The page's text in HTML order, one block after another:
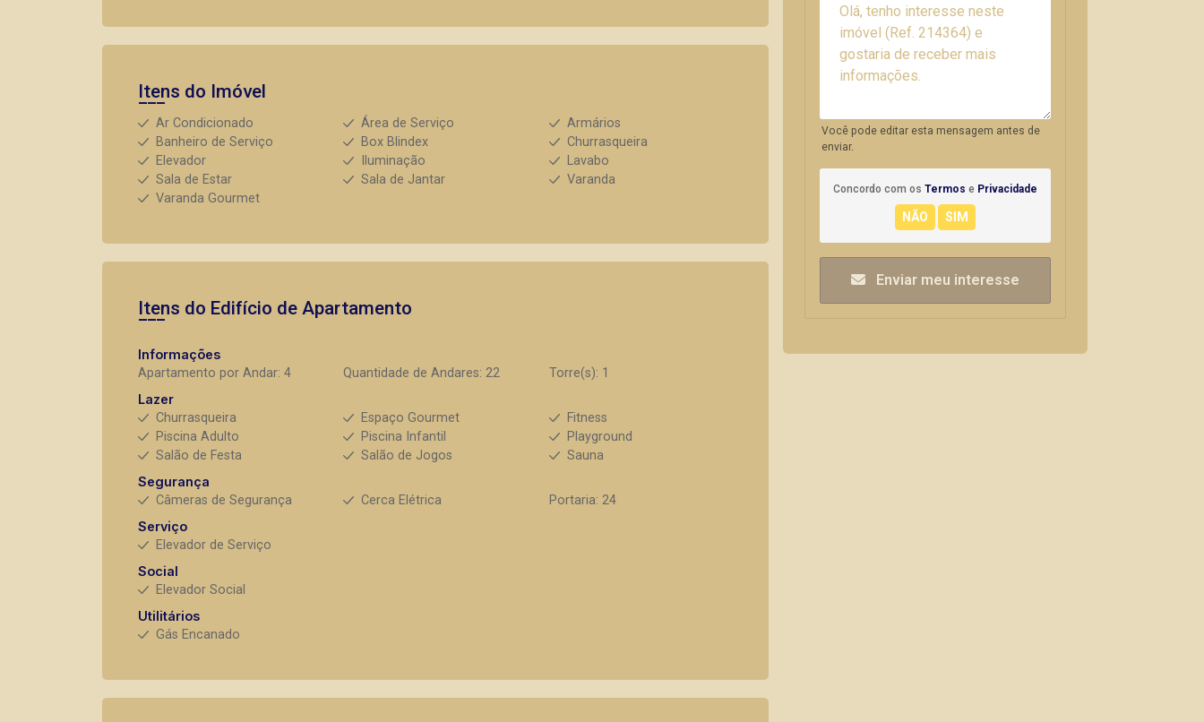
Itens do Imóvel
Ar Condicionado Área de Serviço
Armários
Banheiro de Serviço
Box Blindex
Churrasqueira
Elevador
Iluminação
Lavabo
Sala de Estar
Sala de Jantar
Varanda
Varanda Gourmet
Itens do Edifício de Apartamento
Informações
Apartamento por Andar: 4
Quantidade de Andares: 22
Torre(s): 1
Lazer
Churrasqueira
Espaço Gourmet
Fitness
Piscina Adulto
Piscina Infantil
Playground
Salão de Festa
Salão de Jogos
Sauna
Segurança
Câmeras de Segurança
Cerca Elétrica
Portaria: 24
Serviço
Elevador de Serviço
Social
Elevador Social
Utilitários
Gás Encanado
Você pode editar esta mensagem antes de
enviar.
Concordo com os Termos e Privacidade
Enviar meu interesse